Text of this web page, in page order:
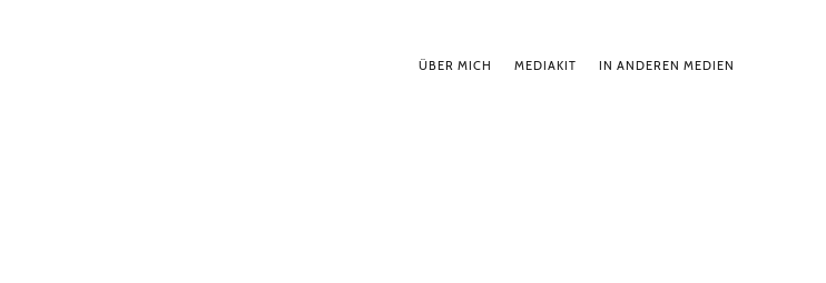
ÜBER MICH MEDIAKIT IN ANDEREN MEDIEN